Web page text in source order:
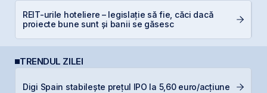
REIT-urile hoteliere – legislație să fie, căci dacă
proiecte bune sunt și banii se găsesc
TRENDUL ZILEI
Digi Spain stabilește prețul IPO la 5,60 euro/acțiune